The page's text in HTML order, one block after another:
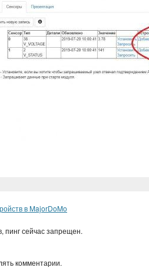
в MajorDoMo
пинг сейчас запрещен.
комментарии.